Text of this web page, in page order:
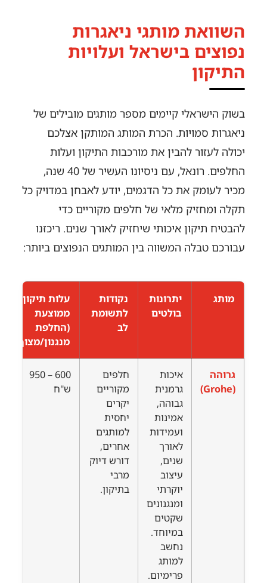
השוואת מותגי ניאגרות
נפוצים בישראל ועלויות
התיקון
בשוק הישראלי קיימים מספר מותגים מובילים של
ניאגרות סמויות. הכרת המותג המותקן אצלכם
יכולה לעזור להבין את מורכבות התיקון ועלות
החלפים. רונאל, עם ניסיונו העשיר של 40 שנה,
מכיר לעומק את כל הדגמים, יודע לאבחן במדויק כל
תקלה ומחזיק מלאי של חלפים מקוריים כדי
להבטיח תיקון איכותי שיחזיק לאורך שנים. ריכזנו
עבורכם טבלה המשווה בין המותגים הנפוצים ביותר:
מותג
יתרונות
בולטים
נקודות
לתשומת
לב
עלות תיקון
ממוצעת
(החלפת
מנגנון/מצוף)
גרוהה
(Grohe)
איכות
גרמנית
גבוהה,
אמינות
ועמידות
לאורך
שנים,
עיצוב
יוקרתי
ומנגנונים
שקטים
במיוחד.
נחשב
למותג
פרימיום.
חלפים
מקוריים
יקרים
יחסית
למותגים
אחרים,
דורש דיוק
מרבי
בתיקון.
600 – 950
ש"ח